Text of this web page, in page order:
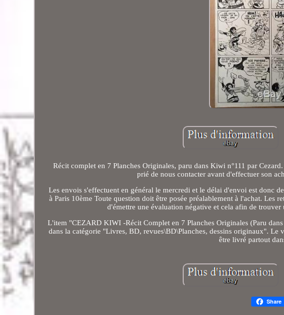
Récit complet en 7 Planches Originales, paru dans Kiwi n°111 par
prié de nous contacter avant d'effectuer son
Les envois s'effectuent en général le mercredi et le délai d'envoi est donc
à Paris 10ème Toute question doit être posée préalablement à l'achat. Les
d'émettre une évaluation négative et cela afin de
L'item "CEZARD KIWI -Récit Complet en 7 Planches Originales (Paru
dans la catégorie "Livres, BD, revues\BD\Planches, dessins originaux". Le
être livré partout
Share